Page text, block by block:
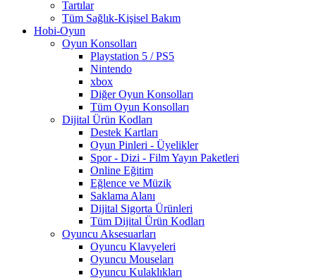
Tartılar
Tüm Sağlık-Kişisel Bakım
Hobi-Oyun
Oyun Konsolları
Playstation 5 / PS5
Nintendo
xbox
Diğer Oyun Konsolları
Tüm Oyun Konsolları
Dijital Ürün Kodları
Destek Kartları
Oyun Pinleri - Üyelikler
Spor - Dizi - Film Yayın Paketleri
Online Eğitim
Eğlence ve Müzik
Saklama Alanı
Dijital Sigorta Ürünleri
Tüm Dijital Ürün Kodları
Oyuncu Aksesuarları
Oyuncu Klavyeleri
Oyuncu Mouseları
Oyuncu Kulaklıkları